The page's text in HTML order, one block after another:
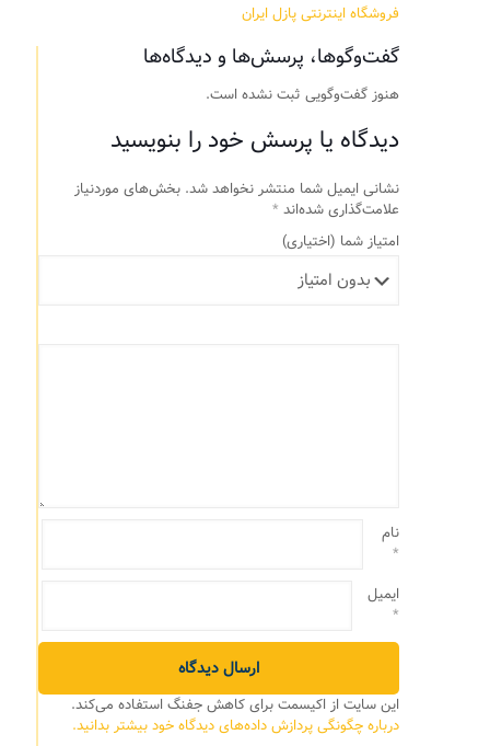
فروشگاه اینترنتی پازل ایران
گفت‌وگوها، پرسش‌ها و دیدگاه‌ها
هنوز گفت‌وگویی ثبت نشده است.
دیدگاه یا پرسش خود را بنویسید
نشانی ایمیل شما منتشر نخواهد شد. بخش‌های موردنیاز
علامت‌گذاری شده‌اند *
امتیاز شما (اختیاری)
نام
*
ایمیل
*
این سایت از اکیسمت برای کاهش جفنگ استفاده می‌کند.
درباره چگونگی پردازش داده‌های دیدگاه خود بیشتر بدانید.